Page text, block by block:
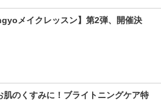
メイクレッスン】第2弾、開催決
肌のくすみに！ブライトニングケア特